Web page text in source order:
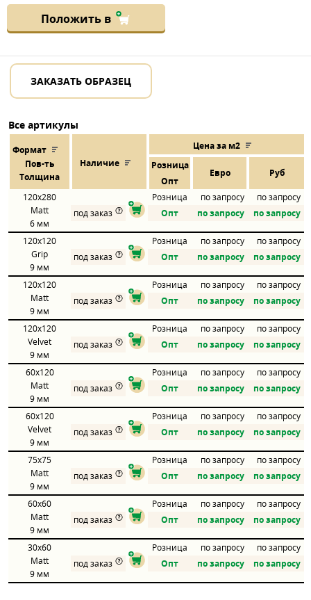
Положить в
ЗАКАЗАТЬ ОБРАЗЕЦ
Все артикулы
Формат
Пов-ть
Толщина
Наличие
Цена за м2
Розница
Евро Руб
Опт
120x280
Matt
6 мм
Розница по запросу
по запросу
под заказ
Опт по запросу по запросу
120x120
Grip
9 мм
Розница по запросу
по запросу
под заказ
Опт по запросу по запросу
120x120
Matt
9 мм
Розница по запросу
по запросу
под заказ
Опт по запросу по запросу
120x120
Velvet
9 мм
Розница по запросу
по запросу
под заказ
Опт по запросу по запросу
60x120
Matt
9 мм
Розница по запросу
по запросу
под заказ
Опт по запросу по запросу
60x120
Velvet
9 мм
Розница по запросу
по запросу
под заказ
Опт по запросу по запросу
75x75
Matt
9 мм
Розница по запросу
по запросу
под заказ
Опт по запросу по запросу
60x60
Matt
9 мм
Розница по запросу
по запросу
под заказ
Опт по запросу по запросу
30x60
Matt
9 мм
Розница по запросу
по запросу
под заказ
Опт по запросу по запросу